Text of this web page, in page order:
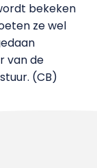
bekeken
ze wel
van de
(CB)